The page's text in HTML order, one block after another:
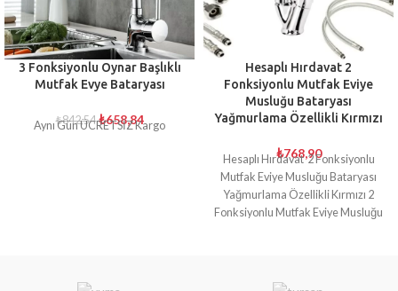
3 Fonksiyonlu Oynar Başlıklı
Mutfak Evye Bataryası
₺842,54 ₺658,84
Aynı Gün ÜCRETSİZ Kargo
Hesaplı Hırdavat 2
Fonksiyonlu Mutfak Eviye
Musluğu Bataryası
Yağmurlama Özellikli Kırmızı
₺768,90
Hesaplı Hırdavat 2 Fonksiyonlu
Mutfak Eviye Musluğu Bataryası
Yağmurlama Özellikli Kırmızı 2
Fonksiyonlu Mutfak Eviye Musluğu